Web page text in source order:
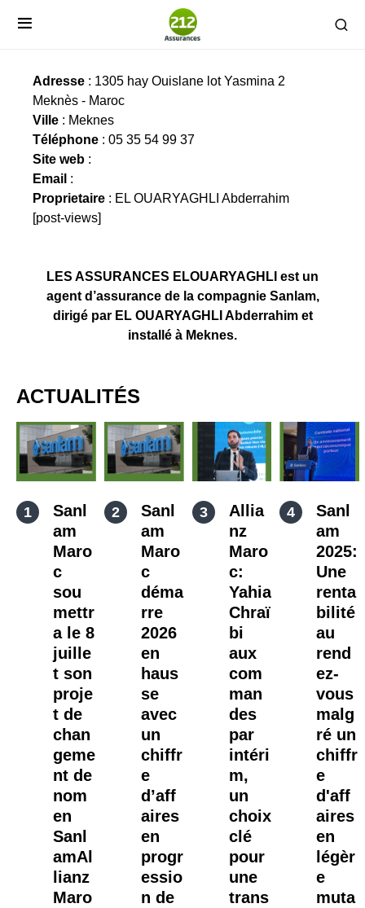
LES ASSURANCES ELOUARYAGHLI
Adresse : 1305 hay Ouislane lot Yasmina 2
Meknès - Maroc
Ville : Meknes
Téléphone : 05 35 54 99 37
Site web :
Email :
Proprietaire : EL OUARYAGHLI Abderrahim
[post-views]
LES ASSURANCES ELOUARYAGHLI est un
agent d’assurance de la compagnie Sanlam,
dirigé par EL OUARYAGHLI Abderrahim et
installé à Meknes.
ACTUALITÉS
Sanl
am
Maro
c
sou
mettr
a le 8
juille
t son
proje
t de
chan
geme
nt de
nom
en
Sanl
amAl
lianz
Maro
Sanl
am
Maro
c
déma
rre
2026
en
haus
se
avec
un
chiffr
e
d’aff
aires
en
progr
essio
n de
Allia
nz
Maro
c:
Yahia
Chraï
bi
aux
com
man
des
par
intéri
m,
un
choix
clé
pour
une
trans
Sanl
am
2025:
Une
renta
bilité
au
rend
ez-
vous
malg
ré un
chiffr
e
d'aff
aires
en
légèr
e
muta